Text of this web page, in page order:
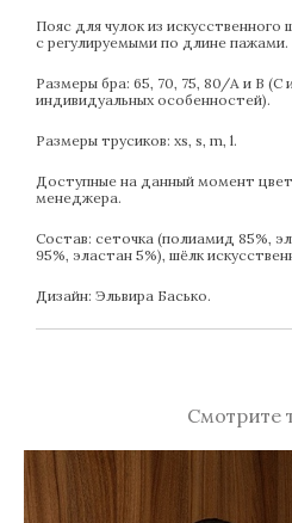
Пояс для чулок из искусственного
с регулируемыми по длине пажами.
Размеры бра: 65, 70, 75, 80/А и В (С
индивидуальных особенностей).
Размеры трусиков: xs, s, m, l.
Доступные на данный момент
менеджера.
Состав: сеточка (полиамид 85%,
95%, эластан 5%), шёлк
Дизайн: Эльвира Басько.
Смотрите